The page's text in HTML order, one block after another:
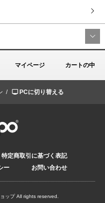
マイページ カートの中
/ PCに切り替える
特定商取引に基づく表記
ー お問い合わせ
ップ All rights reserved.